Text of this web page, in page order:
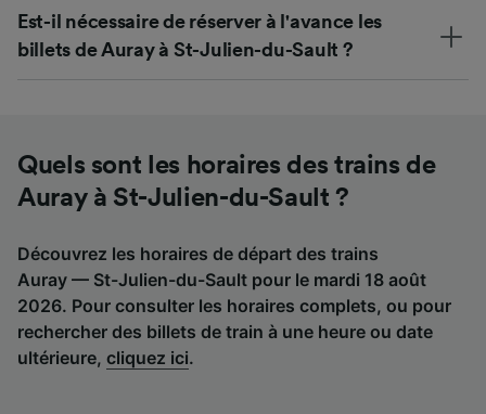
Est-il nécessaire de réserver à l'avance les
billets de Auray à St-Julien-du-Sault ?
Quels sont les horaires des trains de
Auray à St-Julien-du-Sault ?
Découvrez les horaires de départ des trains
Auray — St-Julien-du-Sault pour le mardi 18 août
2026. Pour consulter les horaires complets, ou pour
rechercher des billets de train à une heure ou date
ultérieure, cliquez ici.